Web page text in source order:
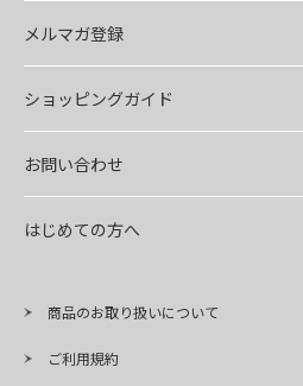
メルマガ登録
ショッピングガイド
お問い合わせ
はじめての方へ
商品のお取り扱いについて
ご利用規約